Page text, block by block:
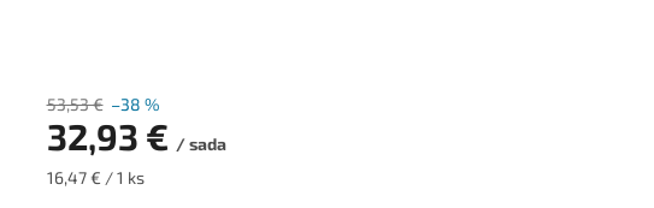
53,53 € –38 %
32,93 € / sada
Měrná
16,47 € / 1 ks